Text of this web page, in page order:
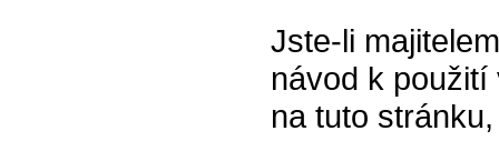
Jste-li
návod k
na tuto